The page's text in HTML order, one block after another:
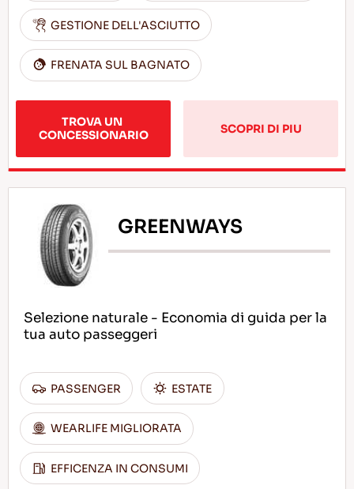
GESTIONE DELL'ASCIUTTO
FRENATA SUL BAGNATO
TROVA UN
CONCESSIONARIO
SCOPRI DI PIU
GREENWAYS
Selezione naturale - Economia di guida per la
tua auto passeggeri
PASSENGER ESTATE
WEARLIFE MIGLIORATA
EFFICENZA IN CONSUMI